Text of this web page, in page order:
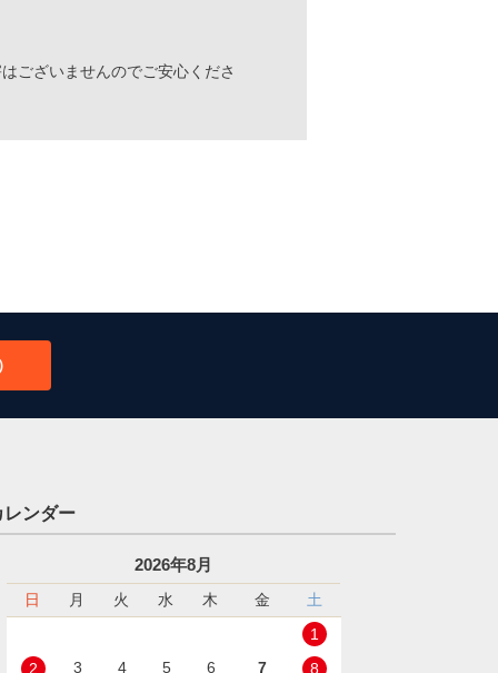
ございませんのでご安心くださ
レンダー
2026年8月
日 月 火 水 木 金
土
1
2
3 4 5 6 7 8